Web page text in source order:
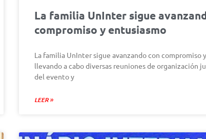
La familia UnInter sigue
compromiso y entusiasmo
La familia UnInter sigue avanzando con compromiso
llevando a cabo diversas reuniones de organización
del evento y
LEER »